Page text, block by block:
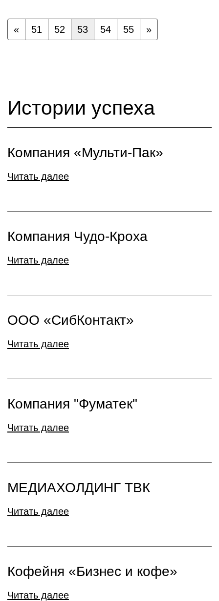
« 51 52 53 54 55 »
Истории успеха
Компания «Мульти-Пак»
Читать далее
Компания Чудо-Кроха
Читать далее
ООО «СибКонтакт»
Читать далее
Компания "Фуматек"
Читать далее
МЕДИАХОЛДИНГ ТВК
Читать далее
Кофейня «Бизнес и кофе»
Читать далее